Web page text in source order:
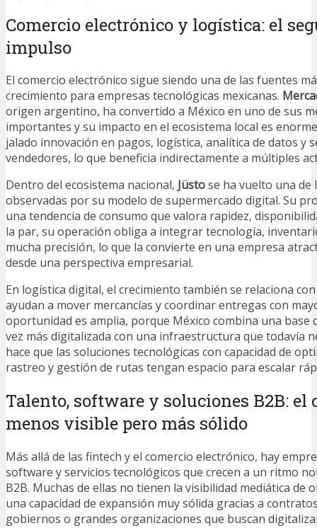
Comercio electrónico y logística: el
impulso
El comercio electrónico sigue siendo una de las fuentes
crecimiento para empresas tecnológicas mexicanas.
origen argentino, ha convertido a México en uno de sus
importantes y su impacto en el ecosistema local es
jalado innovación en pagos, logística, analítica de datos y
vendedores, lo que beneficia indirectamente a múltiples
Dentro del ecosistema nacional, Jüstose ha vuelto una de
observadas por su modelo de supermercado digital. Su
una tendencia de consumo que valora rapidez,
la par, su operación obliga a integrar tecnología,
mucha precisión, lo que la convierte en una empresa
desde una perspectiva empresarial.
En logística digital, el crecimiento también se relaciona
ayudan a mover mercancías y coordinar entregas con
oportunidad es amplia, porque México combina una base
vez más digitalizada con una infraestructura que todavía
hace que las soluciones tecnológicas con capacidad de
rastreo y gestión de rutas tengan espacio para escalar
Talento, software y soluciones B2B: el
menos visible pero más sólido
Más allá de las fintech y el comercio electrónico, hay
software y servicios tecnológicos que crecen a un ritmo
B2B. Muchas de ellas no tienen la visibilidad mediática de
una capacidad de expansión muy sólida gracias a
gobiernos o grandes organizaciones que buscan